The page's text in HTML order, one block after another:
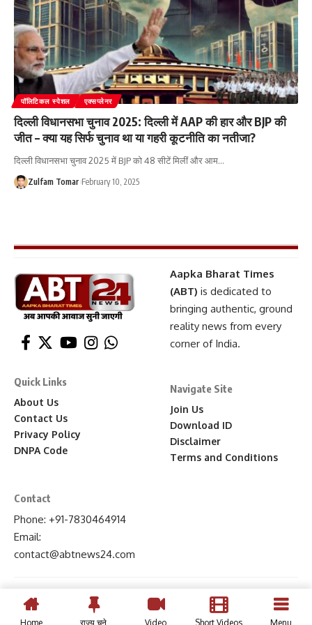
पॉलिटिकल स्पेशल एक्सप्लेनर
दिल्ली विधानसभा चुनाव 2025: दिल्ली में AAP की हार और BJP की
जीत – क्या यह सिर्फ चुनाव था या गहरी कूटनीति का नतीजा?
दिल्ली विधानसभा चुनाव 2025 में BJP को 48 सीटें मिलीं और आम…
Zulfam Tomar February 10, 2025
Aapka Bharat Times
(ABT) is dedicated to
bringing authentic, ground
reality news from every
corner of India.
Quick Links
About Us
Contact Us
Privacy Policy
DNPA Code
Navigate Site
Join Us
Download ID
Disclaimer
Terms and Conditions
Contact
Phone: +91-7830464914
Email:
contact@abtnews24.com
Home राज्य चुने Video Short Videos Menu